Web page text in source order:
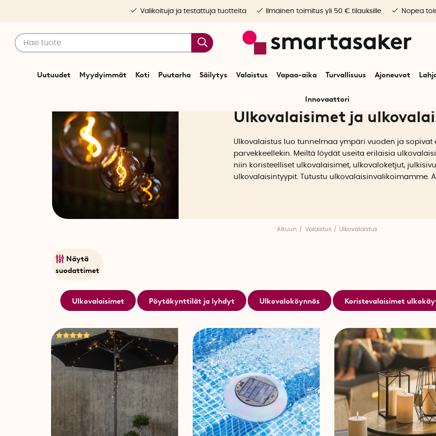
Uutuudet Myydyimmät Koti Puutarha Säilytys Valaistus Vapaa-aika Turvallisuus Ajoneuvot
Innovaattori
Valikoituja ja testattuja tuotteita Ilmainen toimitus yli 50 € tilauksille Nopea
Ulkovalaisimet ja
Ulkovalaistus luo tunnelmaa ympäri vuoden ja
parvekkeellekin. Meiltä löydät useita erilaisia
niin koristeelliset ulkovalaisimet, ulkovaloketjut,
ulkovalaisintyypit. Tutustu ulkovalaisinvalikoimamme.
Alkuun Valaistus Ulkovalaistus
Näytä
suodattimet
Ulkovalaisimet Pöytäkynttilät ja lyhdyt Ulkovaloköynnös Koristevalaisimet